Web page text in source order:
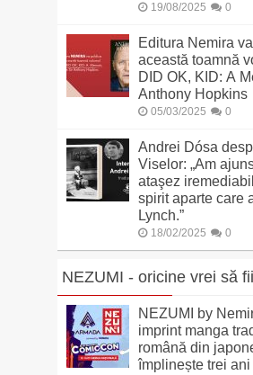
19/08/2025 0
Editura Nemira
această toamnă
DID OK, KID: A
Anthony Hopkins
05/03/2025 0
Andrei Dósa
Viselor: „Am
ataşez
spirit aparte care
Lynch.”
18/02/2025 0
NEZUMI - oricine vrei să
NEZUMI by
imprint manga
română din
împlinește trei ani